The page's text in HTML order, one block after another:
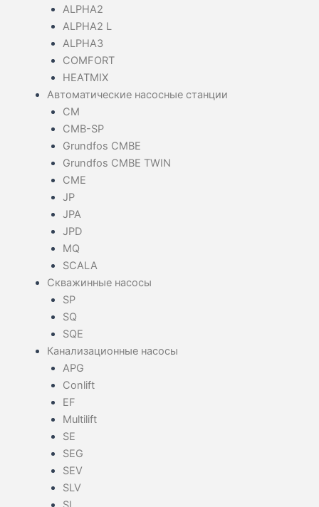
ALPHA2
ALPHA2 L
ALPHA3
COMFORT
HEATMIX
Автоматические насосные станции
CM
CMB-SP
Grundfos CMBE
Grundfos CMBE TWIN
CME
JP
JPA
JPD
MQ
SCALA
Скважинные насосы
SP
SQ
SQE
Канализационные насосы
APG
Conlift
EF
Multilift
SE
SEG
SEV
SLV